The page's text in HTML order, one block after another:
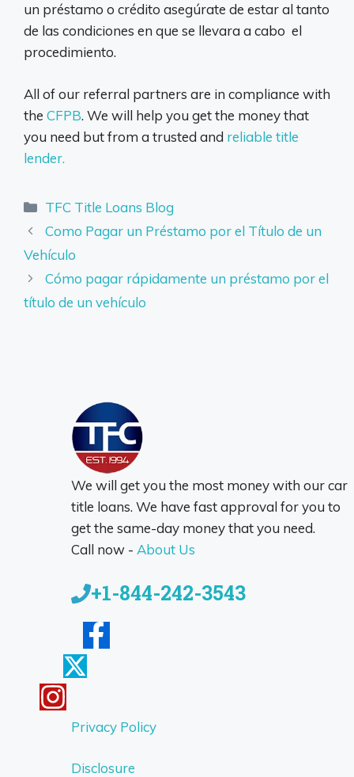
un préstamo o crédito asegúrate de estar al tanto
de las condiciones en que se llevara a cabo el
procedimiento.
All of our referral partners are in compliance with
the CFPB. We will help you get the money that
you need but from a trusted and reliable title
lender.
Categories
TFC Title Loans Blog
Como Pagar un Préstamo por el Título de un
Vehículo
Cómo pagar rápidamente un préstamo por el
título de un vehículo
We will get you the most money with our car
title loans. We have fast approval for you to
get the same-day money that you need.
Call now - About Us
+1-844-242-3543
Privacy Policy
Disclosure